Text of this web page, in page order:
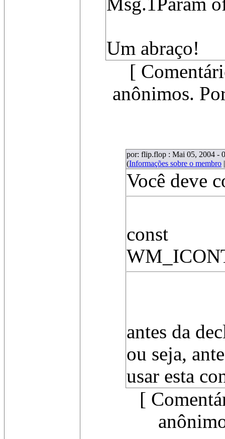
Um abraço!
[
anônimos.
por: flip.flop : Mai 05, 2004 -
(Informações sobre o membro
Você deve
const
antes da
ou seja,
usar esta
[